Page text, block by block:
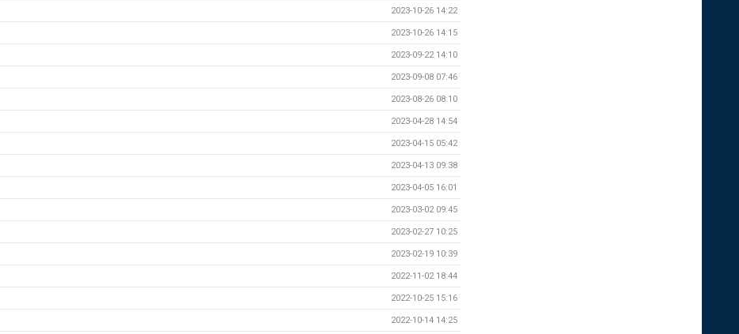
2023-10-26 14:22
2023-10-26 14:15
2023-09-22 14:10
2023-09-08 07:46
2023-08-26 08:10
2023-04-28 14:54
2023-04-15 05:42
2023-04-13 09:38
2023-04-05 16:01
2023-03-02 09:45
2023-02-27 10:25
2023-02-19 10:39
2022-11-02 18:44
2022-10-25 15:16
2022-10-14 14:25